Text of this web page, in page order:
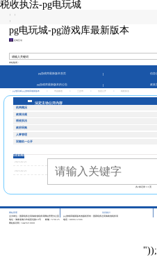
税收执法-pg电玩城
| |
|
pg电玩城-pg游戏库最新版本
征纳互动
本站热词：
pg游戏库最新版本首页 信息
pg游戏库最新版本的公告 政策
pg电玩城-pg游戏库最新版本 市县频道 三沙市
法定主动公开内容
机构概况
政策法规
税收执法
政府采购
人事管理
双随机一公开
税收执法
2023-02-21
2023-02-21
共2条记录 1/1 页
网站管理 访问统计
主办单位：国家税务总局海南省税务局网站管理办公室
pg游戏库最新版本的版权所有：国家税务总局海南省税务局
地址：海南省海口市龙昆北路10号
邮编：570125
电话：0898-12366
网站标识码：bm29210001
"));